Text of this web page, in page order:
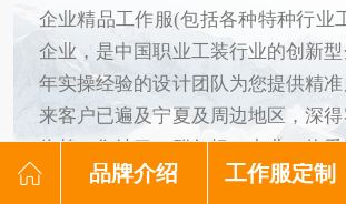
企业精品工作服(包括各种特种行业
企业，是中国职业工装行业的创新
年实操经验的设计团队为您提供精
来客户已遍及宁夏及周边地区，深
依赖。集结了一群年轻、专业、热
英团队。品牌介绍 工作服定制